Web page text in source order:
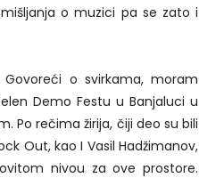
o muzici pa se zato i
o svirkama, moram
Demo Festu u Banjaluci u
Po rečima žirija, čiji deo su bili
Out, kao I Vasil Hadžimanov,
nivou za ove prostore.